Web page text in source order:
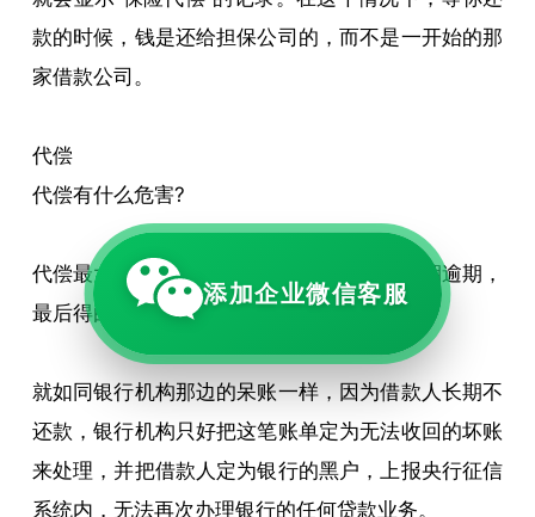
款的时候，钱是还给担保公司的，而不是一开始的那
家借款公司。
代偿
代偿有什么危害?
代偿最大的危害是会上征信，因为借款人长期逾期，
最后得由保险公司帮忙代还。
就如同银行机构那边的呆账一样，因为借款人长期不
还款，银行机构只好把这笔账单定为无法收回的坏账
来处理，并把借款人定为银行的黑户，上报央行征信
系统内，无法再次办理银行的任何贷款业务。
添加企业微信客服